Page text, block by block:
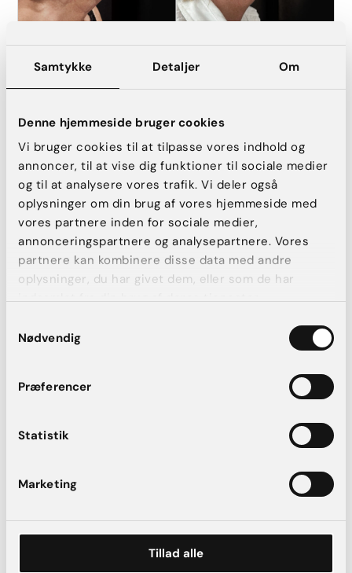
Samtykke Detaljer Om
Denne hjemmeside bruger cookies
Vi bruger cookies til at tilpasse vores indhold og
annoncer, til at vise dig funktioner til sociale medier
og til at analysere vores trafik. Vi deler også
oplysninger om din brug af vores hjemmeside med
vores partnere inden for sociale medier,
annonceringspartnere og analysepartnere. Vores
partnere kan kombinere disse data med andre
oplysninger, du har givet dem, eller som de har
indsamlet fra din brug af deres tjenester.
Nødvendig
Præferencer
Statistik
Marketing
Tillad alle
Halsløft (direkte).
procedurer sker efter en obligatorisk konsultation, hvor forudsætninger,
Vores plastikkirurger som udfører